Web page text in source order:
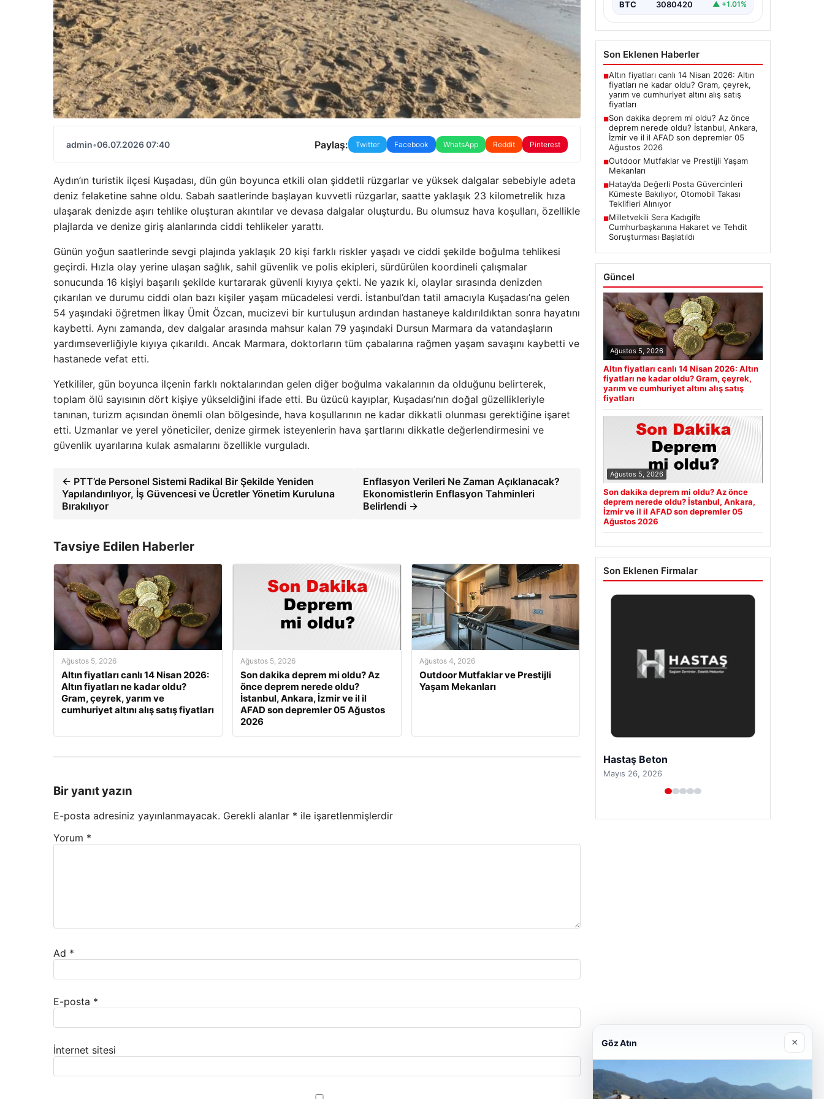
admin•06.07.2026 07:40 Paylaş: Twitter Facebook WhatsApp Reddit Pinterest
Aydın’ın turistik ilçesi Kuşadası, dün gün boyunca etkili olan şiddetli rüzgarlar ve yüksek dalgalar sebebiyle adeta
deniz felaketine sahne oldu. Sabah saatlerinde başlayan kuvvetli rüzgarlar, saatte yaklaşık 23 kilometrelik hıza
ulaşarak denizde aşırı tehlike oluşturan akıntılar ve devasa dalgalar oluşturdu. Bu olumsuz hava koşulları, özellikle
plajlarda ve denize giriş alanlarında ciddi tehlikeler yarattı.
Günün yoğun saatlerinde sevgi plajında yaklaşık 20 kişi farklı riskler yaşadı ve ciddi şekilde boğulma tehlikesi
geçirdi. Hızla olay yerine ulaşan sağlık, sahil güvenlik ve polis ekipleri, sürdürülen koordineli çalışmalar
sonucunda 16 kişiyi başarılı şekilde kurtararak güvenli kıyıya çekti. Ne yazık ki, olaylar sırasında denizden
çıkarılan ve durumu ciddi olan bazı kişiler yaşam mücadelesi verdi. İstanbul’dan tatil amacıyla Kuşadası’na gelen
54 yaşındaki öğretmen İlkay Ümit Özcan, mucizevi bir kurtuluşun ardından hastaneye kaldırıldıktan sonra hayatını
kaybetti. Aynı zamanda, dev dalgalar arasında mahsur kalan 79 yaşındaki Dursun Marmara da vatandaşların
yardımseverliğiyle kıyıya çıkarıldı. Ancak Marmara, doktorların tüm çabalarına rağmen yaşam savaşını kaybetti ve
hastanede vefat etti.
Yetkililer, gün boyunca ilçenin farklı noktalarından gelen diğer boğulma vakalarının da olduğunu belirterek,
toplam ölü sayısının dört kişiye yükseldiğini ifade etti. Bu üzücü kayıplar, Kuşadası’nın doğal güzellikleriyle
tanınan, turizm açısından önemli olan bölgesinde, hava koşullarının ne kadar dikkatli olunması gerektiğine işaret
etti. Uzmanlar ve yerel yöneticiler, denize girmek isteyenlerin hava şartlarını dikkatle değerlendirmesini ve
güvenlik uyarılarına kulak asmalarını özellikle vurguladı.
← PTT’de Personel Sistemi Radikal Bir Şekilde Yeniden
Yapılandırılıyor, İş Güvencesi ve Ücretler Yönetim Kuruluna
Bırakılıyor
Enflasyon Verileri Ne Zaman Açıklanacak?
Ekonomistlerin Enflasyon Tahminleri
Belirlendi →
Tavsiye Edilen Haberler
Ağustos 5, 2026
Altın fiyatları canlı 14 Nisan 2026:
Altın fiyatları ne kadar oldu?
Gram, çeyrek, yarım ve
cumhuriyet altını alış satış fiyatları
Ağustos 5, 2026
Son dakika deprem mi oldu? Az
önce deprem nerede oldu?
İstanbul, Ankara, İzmir ve il il
AFAD son depremler 05 Ağustos
2026
Ağustos 4, 2026
Outdoor Mutfaklar ve Prestijli
Yaşam Mekanları
Bir yanıt yazın
E-posta adresiniz yayınlanmayacak. Gerekli alanlar * ile işaretlenmişlerdir
Yorum *
Ad *
E-posta *
İnternet sitesi
Değerlendirmeler”, “content”: “
BTC 3080420 ▲ +1.01%
Son Eklenen Haberler
■Altın fiyatları canlı 14 Nisan 2026: Altın
fiyatları ne kadar oldu? Gram, çeyrek,
yarım ve cumhuriyet altını alış satış
fiyatları
■Son dakika deprem mi oldu? Az önce
deprem nerede oldu? İstanbul, Ankara,
İzmir ve il il AFAD son depremler 05
Ağustos 2026
■Outdoor Mutfaklar ve Prestijli Yaşam
Mekanları
■Hatay’da Değerli Posta Güvercinleri
Kümeste Bakılıyor, Otomobil Takası
Teklifleri Alınıyor
■Milletvekili Sera Kadıgil’e
Cumhurbaşkanına Hakaret ve Tehdit
Soruşturması Başlatıldı
Güncel
Ağustos 5, 2026
Altın fiyatları canlı 14 Nisan 2026: Altın
fiyatları ne kadar oldu? Gram, çeyrek,
yarım ve cumhuriyet altını alış satış
fiyatları
Ağustos 5, 2026
Son dakika deprem mi oldu? Az önce
deprem nerede oldu? İstanbul, Ankara,
İzmir ve il il AFAD son depremler 05
Ağustos 2026
Son Eklenen Firmalar
Prenses Night Club
Nisan 29, 2026
Göz Atın ×